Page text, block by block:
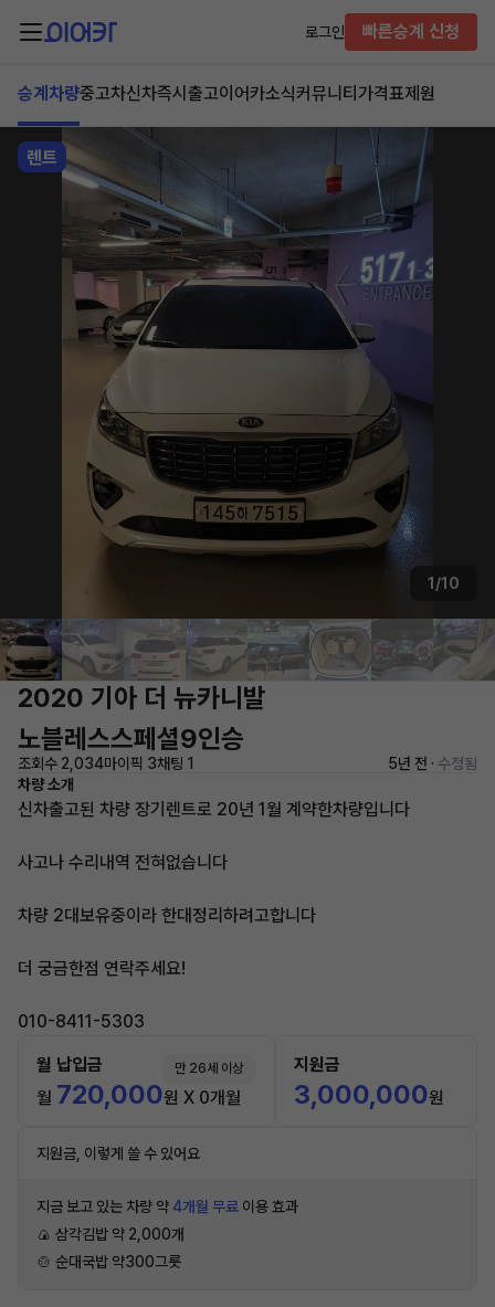
로그인 빠른승계 신청
승계차량중고차신차즉시출고이어카소식커뮤니티 가격표제원
렌트
1/10
2020 기아 더 뉴카니발
노블레스스페셜9인승
조회수 2,034마이픽 3채팅 1 5년 전 · 수정됨
차량 소개
신차출고된 차량 장기렌트로 20년 1월 계약한차량입니다
사고나 수리내역 전혀없습니다
차량 2대보유중이라 한대정리하려고합니다
더 궁금한점 연락주세요!
010-8411-5303
월 납입금 만 26세 이상
월 720,000원 X 0개월
지원금
3,000,000원
지원금, 이렇게 쓸 수 있어요
지금 보고 있는 차량 약4개월 무료 이용 효과
🍙 삼각김밥 약 2,000개
🍲 순대국밥 약300그릇